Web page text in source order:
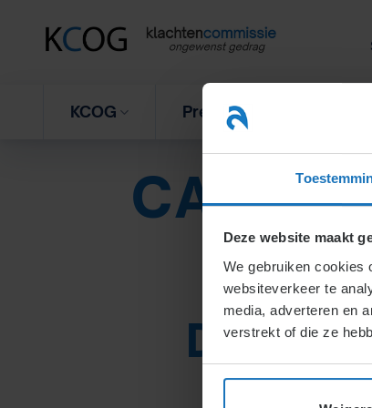
Deze website maakt
We gebruiken cookies
websiteverkeer te
media, adverteren en
verstrekt of die ze
KCOG Preventieprogramma